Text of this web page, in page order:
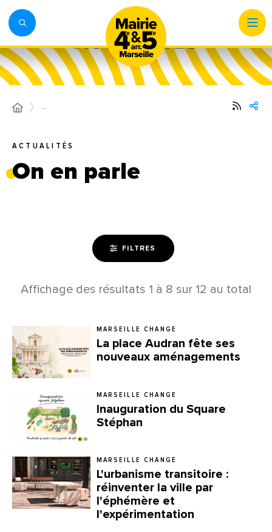
…
ACTUALITÉS
On en parle
FILTRES
Affichage des résultats 1 à 8 sur 12 au total
MARSEILLE CHANGE
La place Audran fête ses
nouveaux aménagements
MARSEILLE CHANGE
Inauguration du Square
Stéphan
MARSEILLE CHANGE
L'urbanisme transitoire :
réinventer la ville par
l'éphémère et
l'expérimentation